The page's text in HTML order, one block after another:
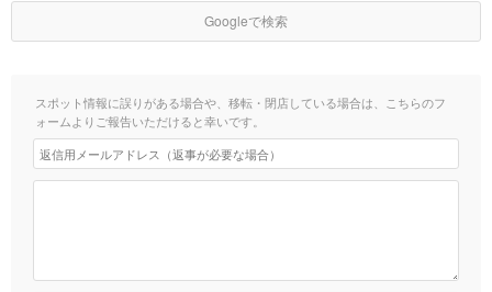
Googleで検索
スポット情報に誤りがある場合や、移転・閉店している場合は、こちらのフ
ォームよりご報告いただけると幸いです。